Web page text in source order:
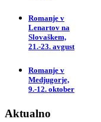
Romanje v
Lenartov na
Slovaškem,
21.-23. avgust
Romanje v
Medjugorje,
9.-12. oktober
Aktualno